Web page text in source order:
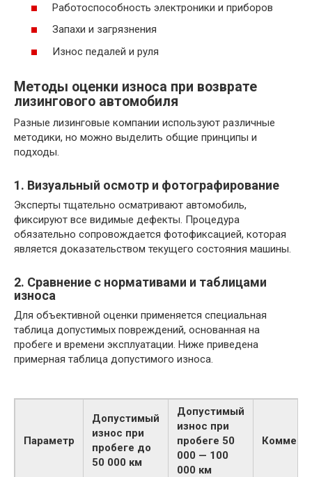
Работоспособность электроники и приборов
Запахи и загрязнения
Износ педалей и руля
Методы оценки износа при возврате
лизингового автомобиля
Разные лизинговые компании используют различные
методики, но можно выделить общие принципы и
подходы.
1. Визуальный осмотр и фотографирование
Эксперты тщательно осматривают автомобиль,
фиксируют все видимые дефекты. Процедура
обязательно сопровождается фотофиксацией, которая
является доказательством текущего состояния машины.
2. Сравнение с нормативами и таблицами
износа
Для объективной оценки применяется специальная
таблица допустимых повреждений, основанная на
пробеге и времени эксплуатации. Ниже приведена
примерная таблица допустимого износа.
Параметр
Допустимый
износ при
пробеге до
50 000 км
Допустимый
износ при
пробеге 50
000 — 100
000 км